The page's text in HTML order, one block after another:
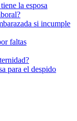
la esposa
si incumple
faltas
para el despido